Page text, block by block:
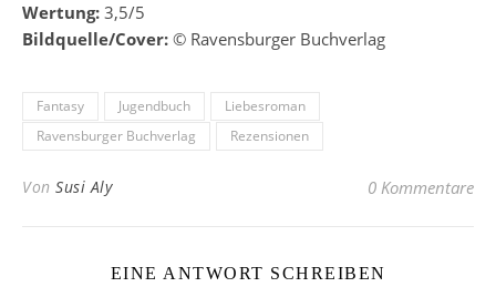
Wertung: 3,5/5
Bildquelle/Cover: © Ravensburger Buchverlag
Fantasy Jugendbuch
Liebesroman
Ravensburger Buchverlag
Rezensionen
Von Susi Aly 0 Kommentare
EINE ANTWORT SCHREIBEN